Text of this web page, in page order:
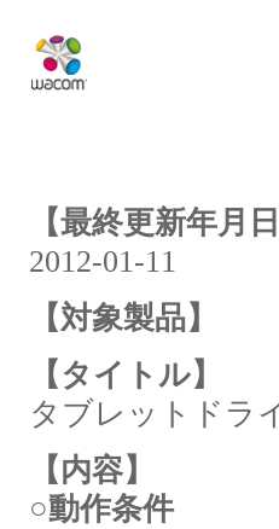
【最終更新年月日
2012-01-11
【対象製品】
【タイトル】
タブレットドラ
【内容】
○動作条件